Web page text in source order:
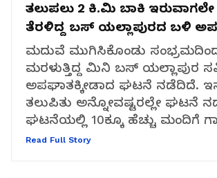
ತಲುಪಲು 2 ಕಿ.ಮಿ ಬಾಕಿ
ತೆರಳಿದ್ದ ಬಸ್ ಯಲ್ಲಾಪುರದ ಬಳಿ
ಮದುವೆ ಮುಗಿಸಿಕೊಂಡು
ಮರಳುತ್ತಿದ್ದ ಮಿನಿ ಬಸ್ ಯಲ್ಲಾಪುರ
ಅಪಘಾತಕ್ಕೀಡಾದ ಘಟನೆ ನಡೆದಿದೆ.
ತಲುಪಿತು ಅನ್ನೋವಷ್ಟರಲ್ಲೇ ಘಟನೆ
ಘಟನೆಯಲ್ಲಿ 10ಕ್ಕೂ ಹೆಚ್ಚು ಮಂದಿಗೆ
Read Full Story